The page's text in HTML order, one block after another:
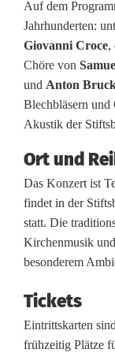
t
B
l
ä
e
r
n
u
n
d
Auf dem
Jahrhunderten:
Giovanni Croce,
Chöre von
und Anton
Blechbläsern und
Akustik der
Ort und
Das Konzert ist
findet in der
statt. Die
Kirchenmusik
besonderem
Tickets
Eintrittskarten
frühzeitig Plätze